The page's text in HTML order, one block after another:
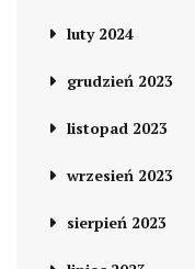
luty 2024
grudzień 2023
listopad 2023
wrzesień 2023
sierpień 2023